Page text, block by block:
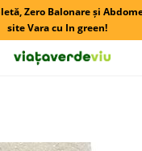
Zero Balonare și
site Vara cu In green!